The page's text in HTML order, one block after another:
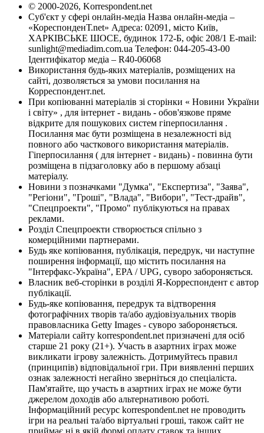
© 2000-2026, Korrespondent.net
Суб'єкт у сфері онлайн-медіа Назва онлайн-медіа –
«КореспонденТ.net» Адреса: 02091, місто Київ,
ХАРКІВСЬКЕ ШОСЕ, будинок 172-Б, офіс 208/1 E-mail:
sunlight@mediadim.com.ua Телефон: 044-205-43-00
Ідентифікатор медіа – R40-06068
Використання будь-яких матеріалів, розміщених на
сайті, дозволяється за умови посилання на
Корреспондент.net.
При копіюванні матеріалів зі сторінки « Новини України
і світу» , для інтернет - видань - обов'язкове пряме
відкрите для пошукових систем гіперпосилання .
Посилання має бути розміщена в незалежності від
повного або часткового використання матеріалів.
Гіперпосилання ( для інтернет - видань) - повинна бути
розміщена в підзаголовку або в першому абзаці
матеріалу.
Новини з позначками "Думка", "Експертиза", "Заява",
"Регіони", "Гроші", "Влада", "Вибори", "Тест-драйв",
"Спецпроекти", "Промо" публікуються на правах
реклами.
Розділ Спецпроекти створюється спільно з
комерційними партнерами.
Будь яке копіювання, публікація, передрук, чи наступне
поширення інформації, що містить посилання на
"Інтерфакс-Україна", EPA / UPG, суворо забороняється.
Власник веб-сторінки в розділі Я-Корреспондент є автор
публікації.
Будь-яке копіювання, передрук та відтворення
фотографічних творів та/або аудіовізуальних творів
правовласника Getty Images - суворо забороняється.
Матеріали сайту korrespondent.net призначені для осіб
старше 21 року (21+). Участь в азартних іграх може
викликати ігрову залежність. Дотримуйтесь правил
(принципів) відповідальної гри. При виявленні перших
ознак залежності негайно зверніться до спеціаліста.
Пам'ятайте, що участь в азартних іграх не може бути
джерелом доходів або альтернативою роботі.
Інформаційний ресурс korrespondent.net не проводить
ігри на реальні та/або віртуальні гроші, також сайт не
приймає ні в якій формі оплату ставок та інших